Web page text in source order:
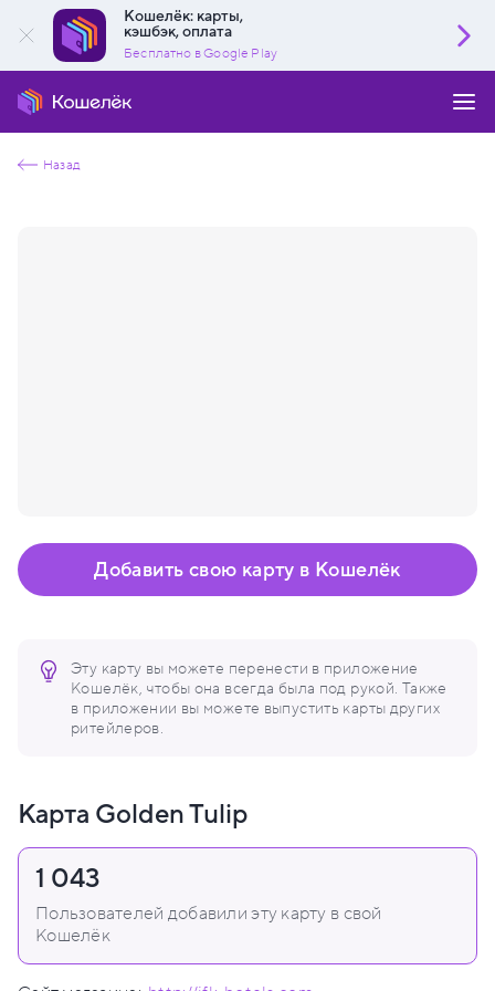
Кошелёк: карты,
кэшбэк, оплата
Бесплатно в Google Play
Назад
Эту карту вы можете перенести в приложение
Кошелёк, чтобы она всегда была под рукой. Также
в приложении вы можете выпустить карты других
ритейлеров.
Добавить свою карту в Кошелёк
Карта Golden Tulip
1 043
Пользователей добавили эту карту в свой
Кошелёк